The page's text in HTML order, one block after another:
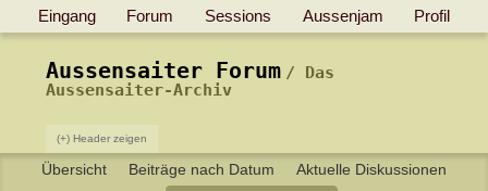
Eingang Forum Sessions Aussenjam Profil
Aussensaiter Forum
Das
Aussensaiter-Archiv
(+) Header zeigen
Übersicht Beiträge nach Datum
Aktuelle Diskussionen